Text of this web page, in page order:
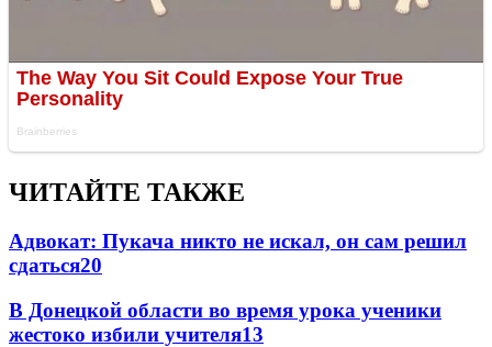
ЧИТАЙТЕ ТАКЖЕ
Адвокат: Пукача никто не искал, он сам решил
сдаться20
В Донецкой области во время урока ученики
жестоко избили учителя13